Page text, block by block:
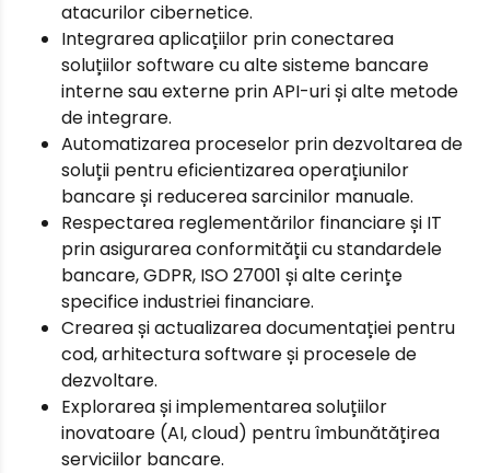
atacurilor cibernetice.
Integrarea aplicațiilor prin conectarea
soluțiilor software cu alte sisteme bancare
interne sau externe prin API-uri și alte metode
de integrare.
Automatizarea proceselor prin dezvoltarea de
soluții pentru eficientizarea operațiunilor
bancare și reducerea sarcinilor manuale.
Respectarea reglementărilor financiare și IT
prin asigurarea conformității cu standardele
bancare, GDPR, ISO 27001 și alte cerințe
specifice industriei financiare.
Crearea și actualizarea documentației pentru
cod, arhitectura software și procesele de
dezvoltare.
Explorarea și implementarea soluțiilor
inovatoare (AI, cloud) pentru îmbunătățirea
serviciilor bancare.